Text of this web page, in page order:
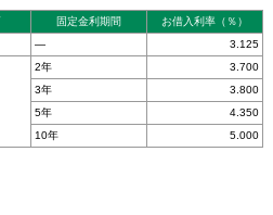
固定金利期間
お借入利率（％）
― 3.125
2年
3.700
3年
3.800
5年
4.350
10年
5.000